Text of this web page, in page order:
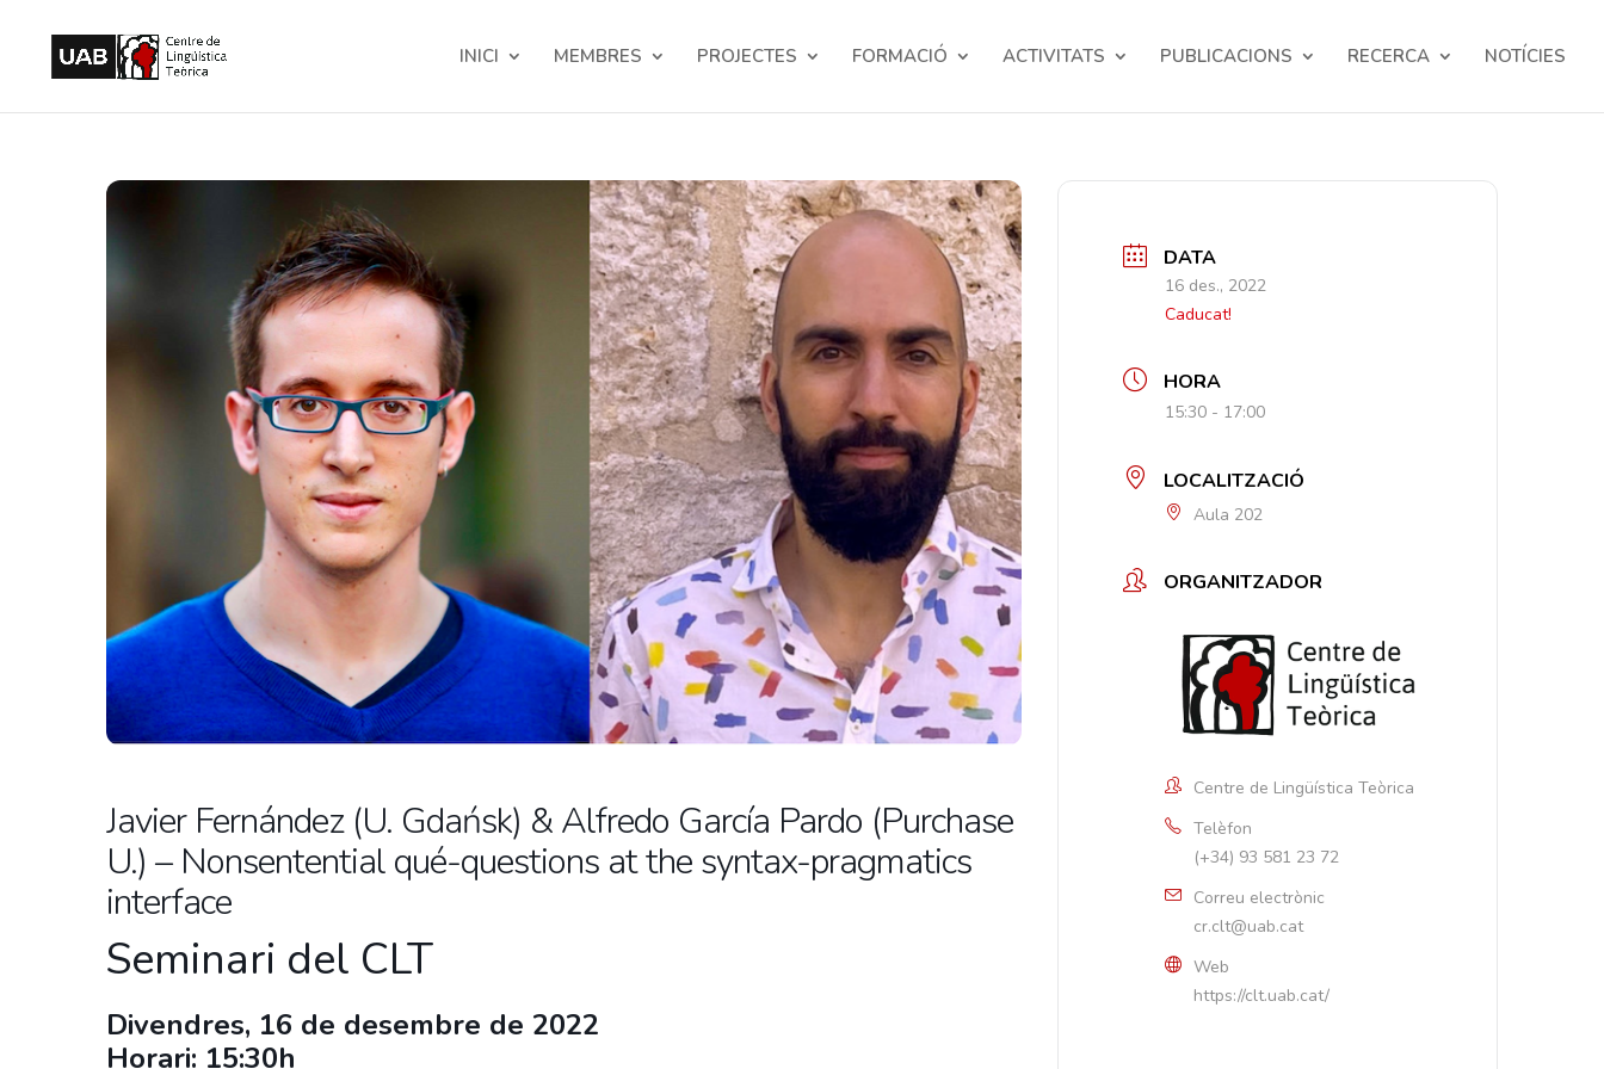
INICI MEMBRES PROJECTES FORMACIÓ ACTIVITATS PUBLICACIONS RECERCA NOTÍCIES
Javier Fernández (U. Gdańsk) & Alfredo García Pardo (Purchase
U.) – Nonsentential qué-questions at the syntax-pragmatics
interface
Seminari del CLT
Divendres, 16 de desembre de 2022
Horari: 15:30h
DATA
16 des., 2022
Caducat!
HORA
15:30 - 17:00
LOCALITZACIÓ
Aula 202
ORGANITZADOR
Centre de Lingüística Teòrica
Telèfon
(+34) 93 581 23 72
Correu electrònic
cr.clt@uab.cat
Web
https://clt.uab.cat/